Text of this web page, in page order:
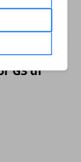
G3 di